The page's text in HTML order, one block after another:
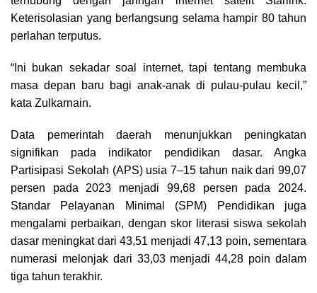
Keterisolasian yang berlangsung selama hampir 80 tahun
perlahan terputus.
“Ini bukan sekadar soal internet, tapi tentang membuka
masa depan baru bagi anak-anak di pulau-pulau kecil,”
kata Zulkarnain.
Data pemerintah daerah menunjukkan peningkatan
signifikan pada indikator pendidikan dasar. Angka
Partisipasi Sekolah (APS) usia 7–15 tahun naik dari 99,07
persen pada 2023 menjadi 99,68 persen pada 2024.
Standar Pelayanan Minimal (SPM) Pendidikan juga
mengalami perbaikan, dengan skor literasi siswa sekolah
dasar meningkat dari 43,51 menjadi 47,13 poin, sementara
numerasi melonjak dari 33,03 menjadi 44,28 poin dalam
tiga tahun terakhir.